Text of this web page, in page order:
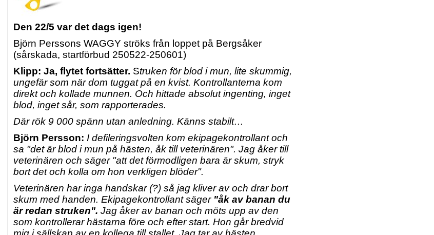
Den 22/5 var det dags igen!
Björn Perssons WAGGY ströks från loppet på Bergsåker
(sårskada, startförbud 250522-250601)
Klipp: Ja, flytet fortsätter. Struken för blod i mun, lite skummig,
ungefär som när dom tuggat på en kvist. Kontrollanterna kom
direkt och kollade munnen. Och hittade absolut ingenting, inget
blod, inget sår, som rapporterades.
Där rök 9 000 spänn utan anledning. Känns stabilt…
Björn Persson: I defileringsvolten kom ekipagekontrollant och
sa "det är blod i mun på hästen, åk till veterinären". Jag åker till
veterinären och säger "att det förmodligen bara är skum, stryk
bort det och kolla om hon verkligen blöder".
Veterinären har inga handskar (?) så jag kliver av och drar bort
skum med handen. Ekipagekontrollant säger "åk av banan du
är redan struken". Jag åker av banan och möts upp av den
som kontrollerar hästarna före och efter start. Hon går bredvid